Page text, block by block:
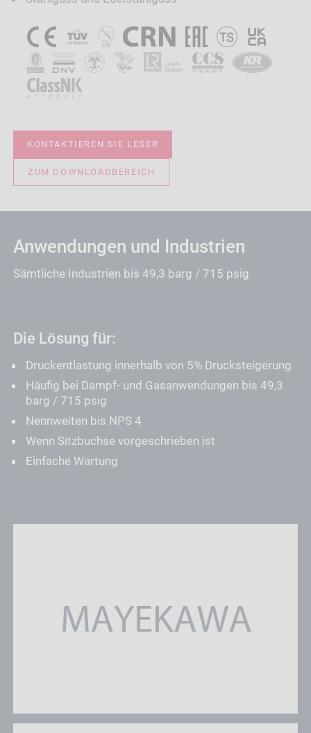
KONTAKTIEREN SIE LESER
ZUM DOWNLOADBEREICH
Anwendungen und Industrien
Sämtliche Industrien bis 49,3 barg / 715 psig
Die Lösung für:
Druckentlastung innerhalb von 5% Drucksteigerung
Häufig bei Dampf- und Gasanwendungen bis 49,3
barg / 715 psig
Nennweiten bis NPS 4
Wenn Sitzbuchse vorgeschrieben ist
Einfache Wartung